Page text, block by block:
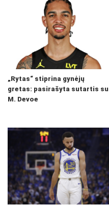
„Rytas“ stiprina gynėjų
gretas: pasirašyta sutartis su
M. Devoe